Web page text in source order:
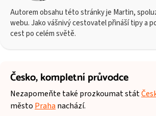
Autorem obsahu této stránky je Martin,
webu. Jako vášnivý cestovatel přináší tipy a
cest po celém světě.
Česko,kompletní průvodce
Nezapomeňte také prozkoumat stát
městoPrahanachází.